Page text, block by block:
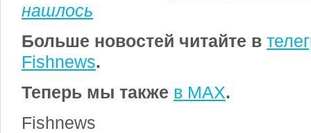
нашлось
Больше новостей читайте в
Fishnews.
Теперь мы также в MAX.
Fishnews